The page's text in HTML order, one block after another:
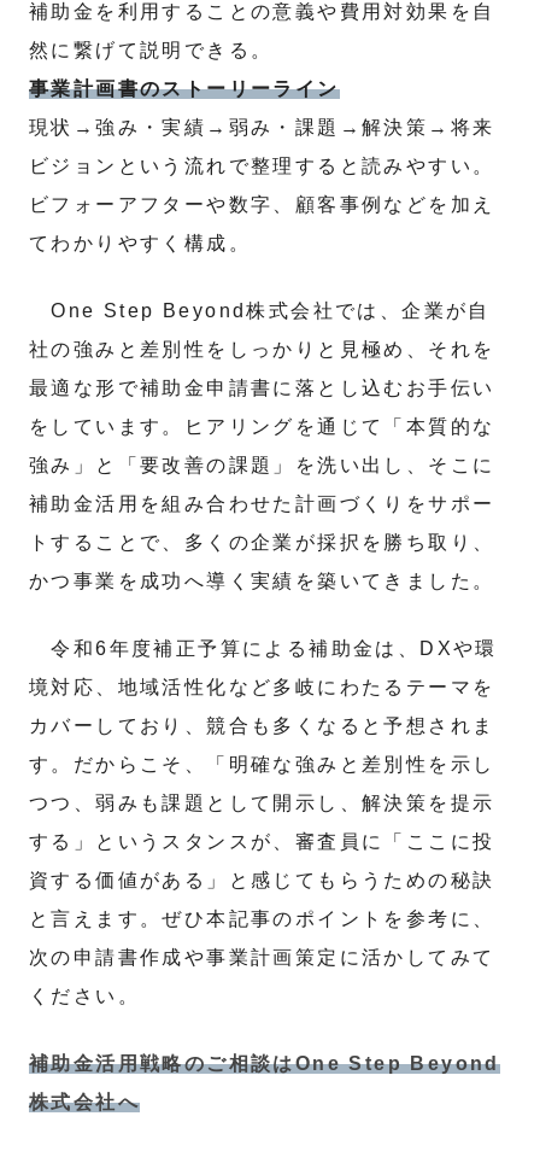
補助金を利用することの意義や費用対効果を自
然に繋げて説明できる。
事業計画書のストーリーライン
現状→強み・実績→弱み・課題→解決策→将来
ビジョンという流れで整理すると読みやすい。
ビフォーアフターや数字、顧客事例などを加え
てわかりやすく構成。
One Step Beyond株式会社では、企業が自
社の強みと差別性をしっかりと見極め、それを
最適な形で補助金申請書に落とし込むお手伝い
をしています。ヒアリングを通じて「本質的な
強み」と「要改善の課題」を洗い出し、そこに
補助金活用を組み合わせた計画づくりをサポー
トすることで、多くの企業が採択を勝ち取り、
かつ事業を成功へ導く実績を築いてきました。
令和6年度補正予算による補助金は、DXや環
境対応、地域活性化など多岐にわたるテーマを
カバーしており、競合も多くなると予想されま
す。だからこそ、「明確な強みと差別性を示し
つつ、弱みも課題として開示し、解決策を提示
する」というスタンスが、審査員に「ここに投
資する価値がある」と感じてもらうための秘訣
と言えます。ぜひ本記事のポイントを参考に、
次の申請書作成や事業計画策定に活かしてみて
ください。
補助金活用戦略のご相談はOne Step Beyond
株式会社へ